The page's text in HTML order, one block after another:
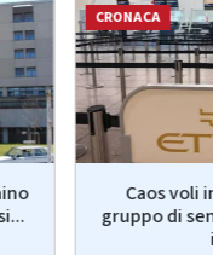
CRONACA
Caos voli
gruppo di